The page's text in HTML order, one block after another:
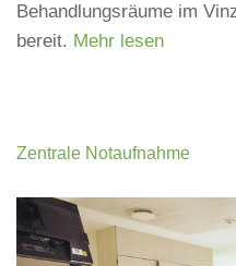
Behandlungsräume im
bereit. Mehr lesen
Zentrale Notaufnahme